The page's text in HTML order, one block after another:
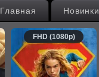
Новинки
Главная
FHD (1080p)